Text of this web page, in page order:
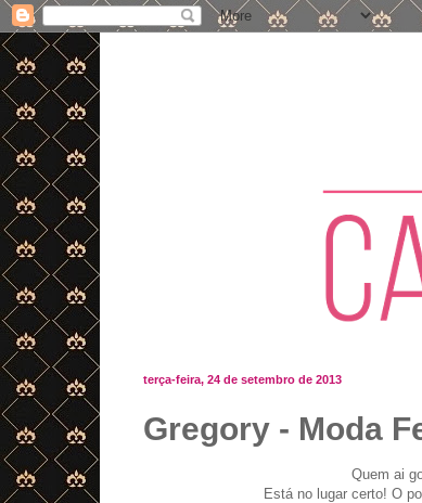
terça-feira, 24 de setembro de 2013
Gregory - Moda
Quem ai
Está no lugar certo! O